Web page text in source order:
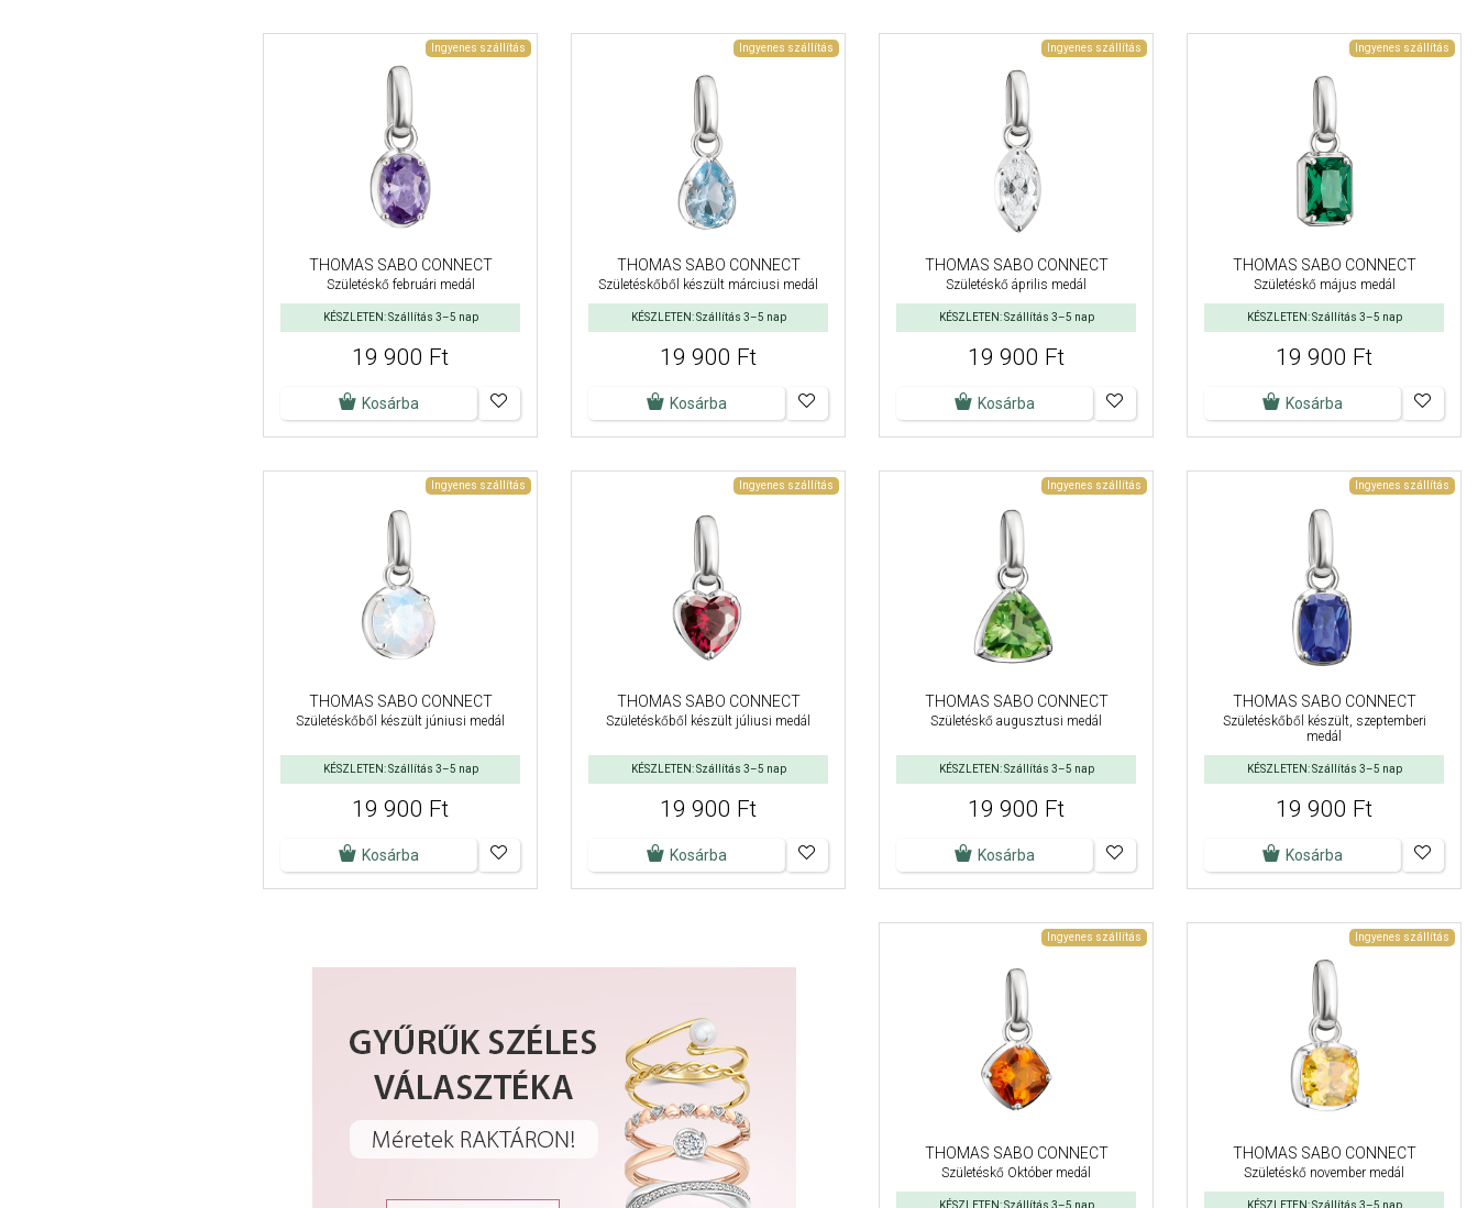
Ingyenes szállítás
THOMAS SABO CONNECT
Születéskő februári medál
KÉSZLETEN: Szállítás 3–5 nap
19 900 Ft
Kosárba
Ingyenes szállítás
THOMAS SABO CONNECT
Születéskőből készült márciusi medál
KÉSZLETEN: Szállítás 3–5 nap
19 900 Ft
Kosárba
Ingyenes szállítás
THOMAS SABO CONNECT
Születéskő április medál
KÉSZLETEN: Szállítás 3–5 nap
19 900 Ft
Kosárba
Ingyenes szállítás
THOMAS SABO CONNECT
Születéskő május medál
KÉSZLETEN: Szállítás 3–5 nap
19 900 Ft
Kosárba
Ingyenes szállítás
THOMAS SABO CONNECT
Születéskőből készült júniusi medál
KÉSZLETEN: Szállítás 3–5 nap
19 900 Ft
Kosárba
Ingyenes szállítás
THOMAS SABO CONNECT
Születéskőből készült júliusi medál
KÉSZLETEN: Szállítás 3–5 nap
19 900 Ft
Kosárba
Ingyenes szállítás
THOMAS SABO CONNECT
Születéskő augusztusi medál
KÉSZLETEN: Szállítás 3–5 nap
19 900 Ft
Kosárba
Ingyenes szállítás
THOMAS SABO CONNECT
Születéskőből készült, szeptemberi
medál
KÉSZLETEN: Szállítás 3–5 nap
19 900 Ft
Kosárba
Ingyenes szállítás
THOMAS SABO CONNECT
Születéskő Október medál
KÉSZLETEN: Szállítás 3–5 nap
Ingyenes szállítás
THOMAS SABO CONNECT
Születéskő november medál
KÉSZLETEN: Szállítás 3–5 nap